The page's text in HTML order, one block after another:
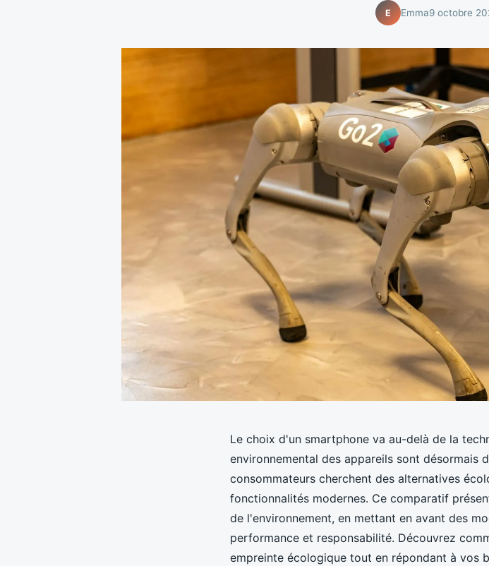
E Emma9 octobre
Le choix d'un smartphone va au-delà de la
environnemental des appareils sont désormais
consommateurs cherchent des alternatives
fonctionnalités modernes. Ce comparatif
de l'environnement, en mettant en avant des
performance et responsabilité. Découvrez
empreinte écologique tout en répondant à vos